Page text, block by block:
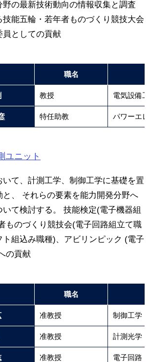
野の最新技術動向の情報収集と調査
能五輪・若年者ものづくり競技大会
員としての貢献
職名
教授 電気設備
特任助教 パワーエ
ユニット
いて、計測工学、制御工学に基礎を置
と、 それらの要素を能力開発分野へ
いて検討する。 技能検定(電子機器組
ものづくり競技会(電子回路組立て職
組込み職種)、アビリンピック (電子
の貢献
職名
准教授 制御工学
准教授 計測光学
准教授 電子回路